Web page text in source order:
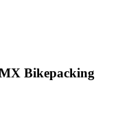
Bikepacking